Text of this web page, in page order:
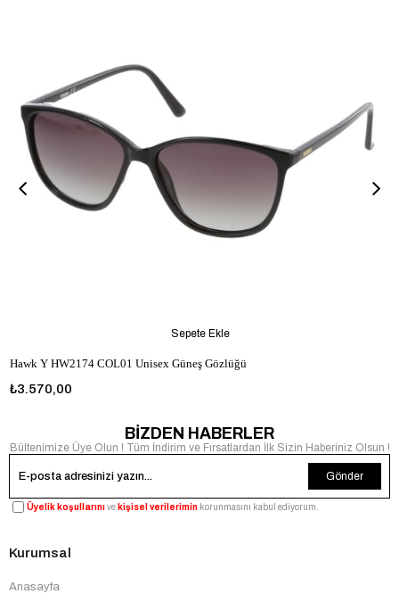
Hawk Y HW2174 COL01 Unisex Güneş Gözlüğü
₺3.570,00
Sepete Ekle
BİZDEN HABERLER
Bültenimize Üye Olun ! Tüm İndirim ve Fırsatlardan İlk Sizin Haberiniz Olsun !
Gönder
Üyelik koşullarınıve kişisel verilerimin korunmasını kabul ediyorum.
Kurumsal
Anasayfa